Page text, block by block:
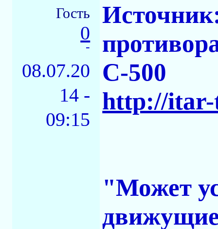
Гость
0
-
08.07.20
14 -
09:15
С-500
http://itar-
"Может